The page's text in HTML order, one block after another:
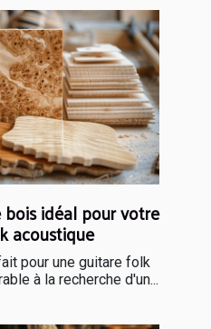
idéal pour votre
acoustique
pour une guitare folk
à la recherche d'un...